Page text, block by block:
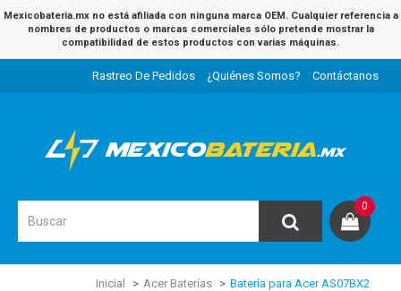
Mexicobateria.mx no está afiliada con ninguna marca OEM. Cualquier referencia a
nombres de productos o marcas comerciales sólo pretende mostrar la
compatibilidad de estos productos con varias máquinas.
Rastreo De Pedidos ¿Quiénes Somos? Contáctanos
0
Inicial Acer Baterías Batería para Acer AS07BX2